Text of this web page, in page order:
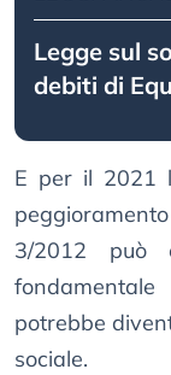
Legge sul
debiti di
E per il 2021
3/2012 può
potrebbe
sociale.